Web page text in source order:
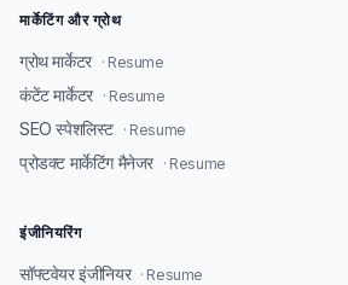
मार्केटिंग और ग्रोथ
ग्रोथ मार्केटर · Resume
कंटेंट मार्केटर · Resume
SEO स्पेशलिस्ट · Resume
प्रोडक्ट मार्केटिंग मैनेजर · Resume
इंजीनियरिंग
सॉफ्टवेयर इंजीनियर · Resume